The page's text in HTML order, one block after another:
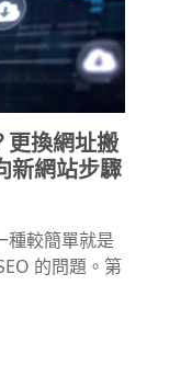
更換網址搬
新網站步驟
種較簡單就是
的問題。第